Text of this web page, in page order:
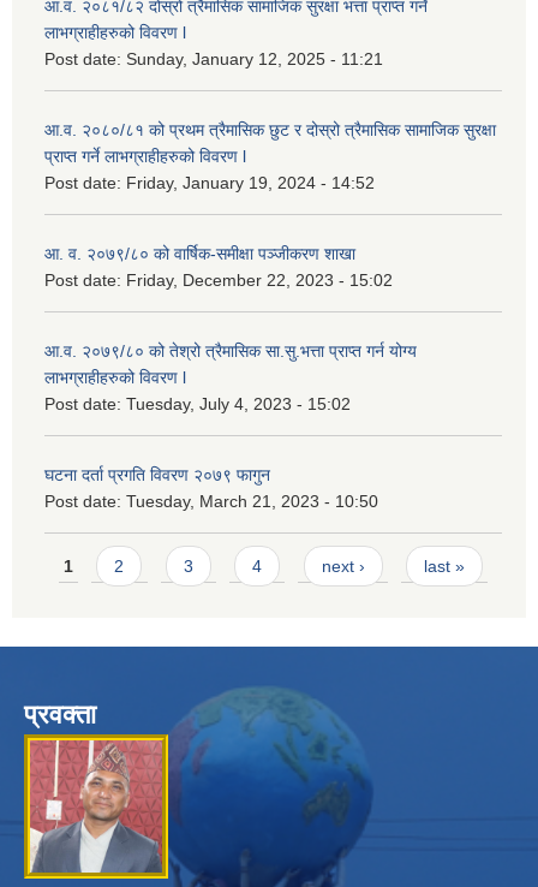
आ.व. २०८१/८२ दोस्रो त्रैमासिक सामाजिक सुरक्षा भत्ता प्राप्त गर्ने
लाभग्राहीहरुको विवरण l
Post date: Sunday, January 12, 2025 - 11:21
आ.व. २०८०/८१ को प्रथम त्रैमासिक छुट र दोस्रो त्रैमासिक सामाजिक सुरक्षा
प्राप्त गर्ने लाभग्राहीहरुको विवरण l
Post date: Friday, January 19, 2024 - 14:52
आ. व. २०७९/८० को वार्षिक-समीक्षा पञ्जीकरण शाखा
Post date: Friday, December 22, 2023 - 15:02
आ.व. २०७९/८० को तेश्रो त्रैमासिक सा.सु.भ‍त्ता प्राप्त गर्न योग्य
लाभग्राहीहरुको विवरण l
Post date: Tuesday, July 4, 2023 - 15:02
घटना दर्ता प्रगति विवरण २०७९ फागुन
Post date: Tuesday, March 21, 2023 - 10:50
Pages
1 2 3 4 next › last »
प्रवक्ता